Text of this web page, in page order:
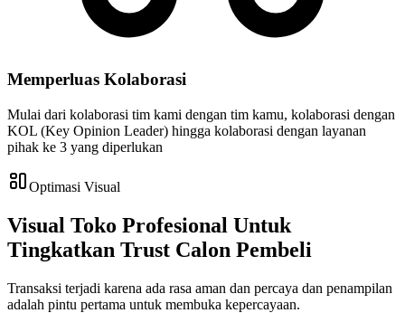
Memperluas Kolaborasi
Mulai dari kolaborasi tim kami dengan tim kamu, kolaborasi dengan
KOL (Key Opinion Leader) hingga kolaborasi dengan layanan
pihak ke 3 yang diperlukan
Optimasi Visual
Visual Toko Profesional Untuk
Tingkatkan Trust Calon Pembeli
Transaksi terjadi karena ada rasa aman dan percaya dan penampilan
adalah pintu pertama untuk membuka kepercayaan.